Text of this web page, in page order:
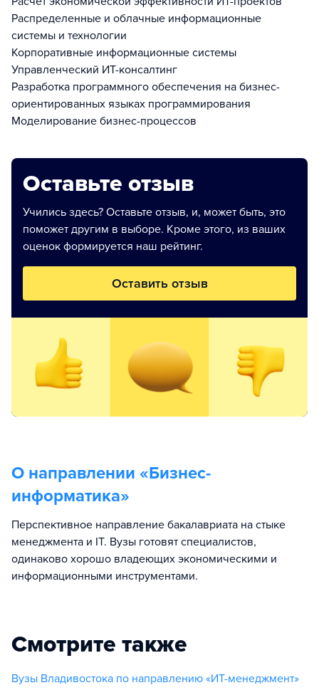
Распределенные и облачные информационные
системы и технологии
Корпоративные информационные системы
Управленческий ИТ-консалтинг
Разработка программного обеспечения на бизнес-
ориентированных языках программирования
Моделирование бизнес-процессов
Оставьте отзыв
Учились здесь? Оставьте отзыв, и, может быть, это
поможет другим в выборе. Кроме этого, из ваших
оценок формируется наш рейтинг.
Оставить отзыв
О направлении «Бизнес-
информатика»
Перспективное направление бакалавриата на стыке
менеджмента и IT. Вузы готовят специалистов,
одинаково хорошо владеющих экономическими и
информационными инструментами.
Смотрите также
Вузы Владивостока по направлению «ИТ-менеджмент»